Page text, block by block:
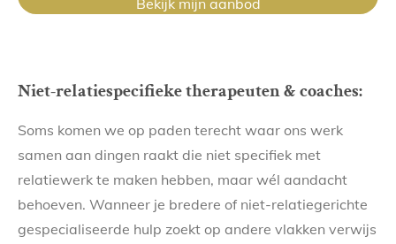
Bekijk mijn aanbod
Niet-relatiespecifieke therapeuten & coaches:
Soms komen we op paden terecht waar ons werk
samen aan dingen raakt die niet specifiek met
relatiewerk te maken hebben, maar wél aandacht
behoeven. Wanneer je bredere of niet-relatiegerichte
gespecialiseerde hulp zoekt op andere vlakken verwijs